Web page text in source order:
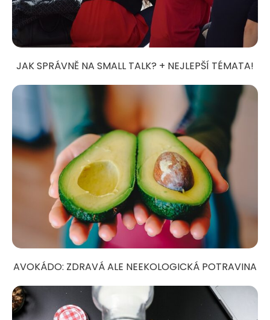
JAK SPRÁVNĚ NA SMALL TALK? + NEJLEPŠÍ TÉMATA!
AVOKÁDO: ZDRAVÁ ALE NEEKOLOGICKÁ POTRAVINA